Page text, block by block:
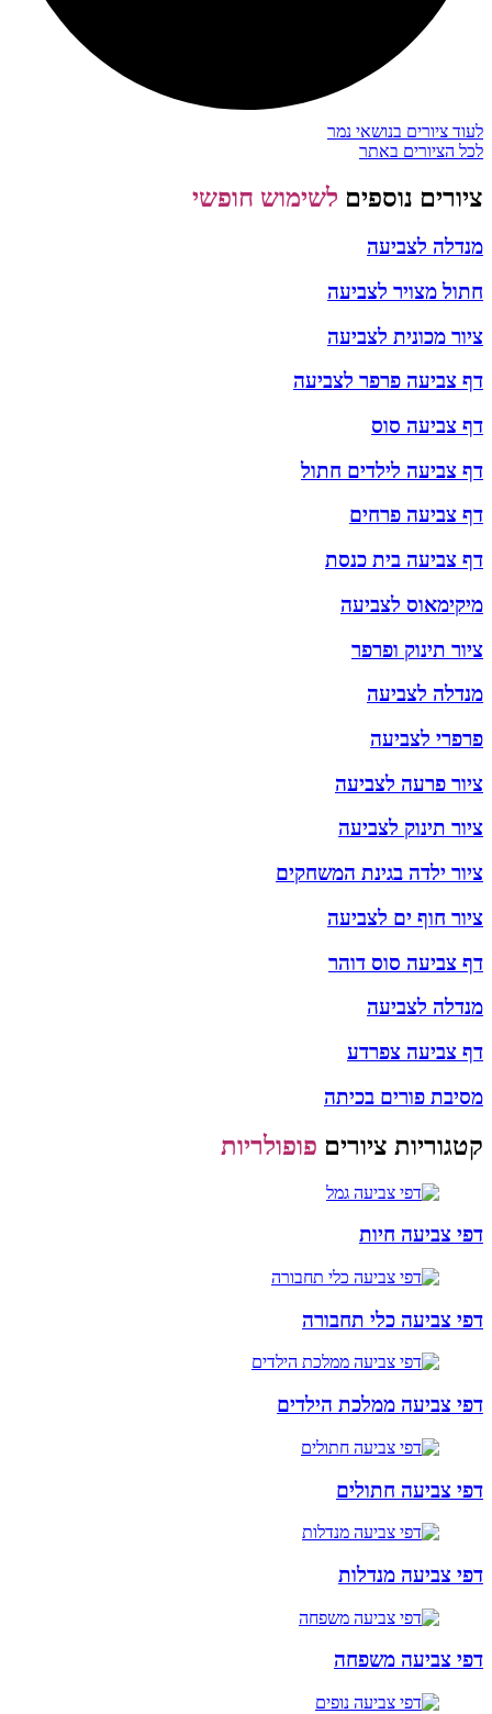
לעוד ציורים בנושאי נמר
לכל הציורים באתר
ציורים נוספים לשימוש חופשי
מנדלה לצביעה
חתול מצויר לצביעה
ציור מכונית לצביעה
דף צביעה פרפר לצביעה
דף צביעה סוס
דף צביעה לילדים חתול
דף צביעה פרחים
דף צביעה בית כנסת
מיקימאוס לצביעה
ציור תינוק ופרפר
מנדלה לצביעה
פרפרי לצביעה
ציור פרעה לצביעה
ציור תינוק לצביעה
ציור ילדה בגינת המשחקים
ציור חוף ים לצביעה
דף צביעה סוס דוהר
מנדלה לצביעה
דף צביעה צפרדע
מסיבת פורים בכיתה
קטגוריות ציורים פופולריות
דפי צביעה חיות
דפי צביעה כלי תחבורה
דפי צביעה ממלכת הילדים
דפי צביעה חתולים
דפי צביעה מנדלות
דפי צביעה משפחה